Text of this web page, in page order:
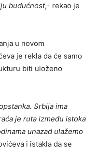
budućnost,- rekao je
u novom
je rekla da će samo
biti uloženo
Srbija ima
je ruta između istoka
unazad ulažemo
i istakla da se